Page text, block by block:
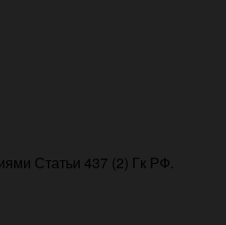
Статьи 437 (2) Гк РФ.